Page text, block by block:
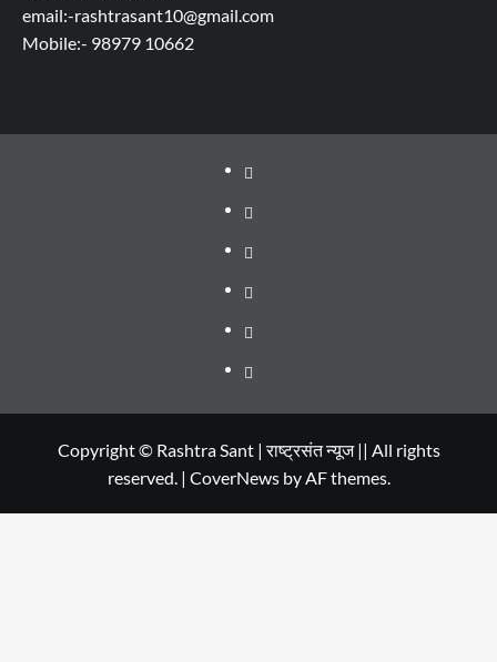
email:-rashtrasant10@gmail.com
Mobile:- 98979 10662
About
WEB
SERIES
TO
Dehradun
Smart
City
Life
in
Dehradun
Places
to
in
Dehradun
सम्पर्क
Copyright © Rashtra Sant | राष्ट्रसंत न्यूज || All rights
reserved. | CoverNewsby AF themes.